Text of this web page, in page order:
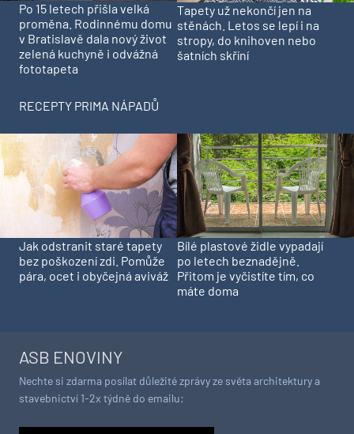
Po 15 letech přišla velká
proměna. Rodinnému domu
v Bratislavě dala nový život
zelená kuchyně i odvážná
fototapeta
Tapety už nekončí jen na
stěnách. Letos se lepí i na
stropy, do knihoven nebo
šatních skříní
RECEPTY PRIMA NÁPADŮ
Jak odstranit staré tapety
bez poškození zdi. Pomůže
pára, ocet i obyčejná aviváž
Bílé plastové židle vypadají
po letech beznadějně.
Přitom je vyčistíte tím, co
máte doma
ASB ENOVINY
Nechte si zdarma posílat důležité zprávy ze světa architektury a
stavebnictví 1-2x týdně do emailu: